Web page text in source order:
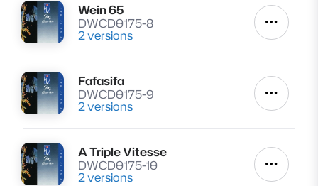
Lire
Wein 65
DWCD0175-8
2 versions Autres
Lire
Fafasifa
DWCD0175-9
2 versions Autres
Lire
A Triple Vitesse
DWCD0175-10
2 versions Autres